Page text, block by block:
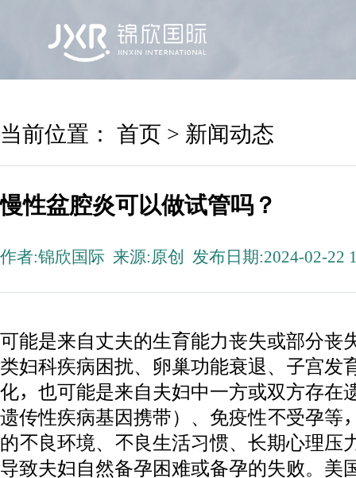
当前位置： 首页 > 新闻动态
慢性盆腔炎可以做试管吗？
作者:锦欣国际 来源:原创 发布日期:2024-02-22
可能是来自丈夫的生育能力丧失或部分丧
类妇科疾病困扰、卵巢功能衰退、子宫发
化，也可能是来自夫妇中一方或双方存在
遗传性疾病基因携带）、免疫性不受孕等
的不良环境、不良生活习惯、长期心理压
导致夫妇自然备孕困难或备孕的失败。美